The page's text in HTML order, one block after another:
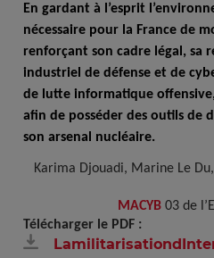
En gardant à l’esprit
nécessaire pour la France de
renforçant son cadre légal, sa
industriel de défense et de
de lutte informatique
afin de posséder des outils de
son arsenal nucléaire.
Karima Djouadi, Marine Le
MACYB 03 de
Télécharger le PDF :